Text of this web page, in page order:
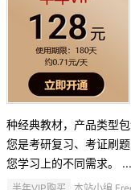
种经典教材，产品类型
您是考研复习、考证刷
您学习上的不同需求。 ...